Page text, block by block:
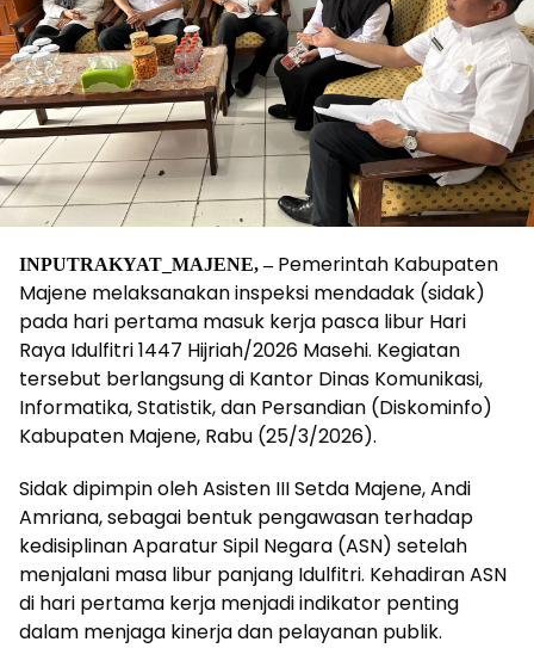
INPUTRAKYAT_MAJENE, –Pemerintah Kabupaten
Majene melaksanakan inspeksi mendadak (sidak)
pada hari pertama masuk kerja pasca libur Hari
Raya Idulfitri 1447 Hijriah/2026 Masehi. Kegiatan
tersebut berlangsung di Kantor Dinas Komunikasi,
Informatika, Statistik, dan Persandian (Diskominfo)
Kabupaten Majene, Rabu (25/3/2026).
Sidak dipimpin oleh Asisten III Setda Majene, Andi
Amriana, sebagai bentuk pengawasan terhadap
kedisiplinan Aparatur Sipil Negara (ASN) setelah
menjalani masa libur panjang Idulfitri. Kehadiran ASN
di hari pertama kerja menjadi indikator penting
dalam menjaga kinerja dan pelayanan publik.